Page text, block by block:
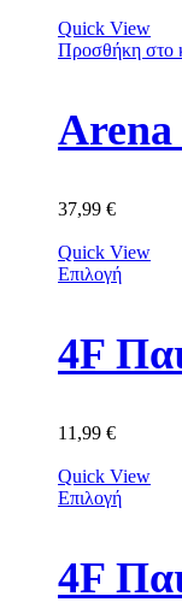
Quick View
Προσθήκη στο
Arena
37,99 €
Quick View
Επιλογή
11,99 €
Quick View
Επιλογή